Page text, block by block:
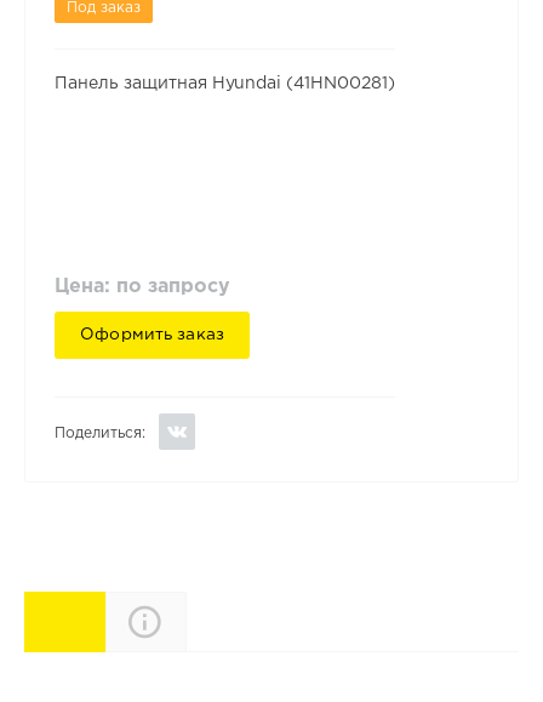
Под заказ
Панель защитная Hyundai (41HN00281)
Цена: по запросу
Оформить заказ
Поделиться:
Характеристики